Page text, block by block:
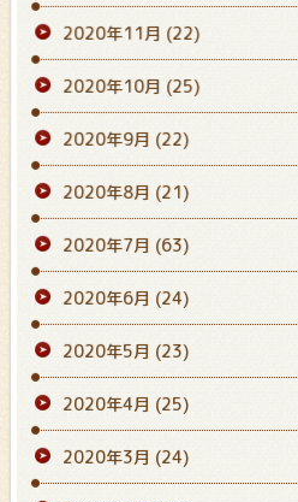
2020年11月 (22)
2020年10月 (25)
2020年9月 (22)
2020年8月 (21)
2020年7月 (63)
2020年6月 (24)
2020年5月 (23)
2020年4月 (25)
2020年3月 (24)